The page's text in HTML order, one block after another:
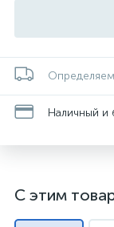
Наличный и
С этим